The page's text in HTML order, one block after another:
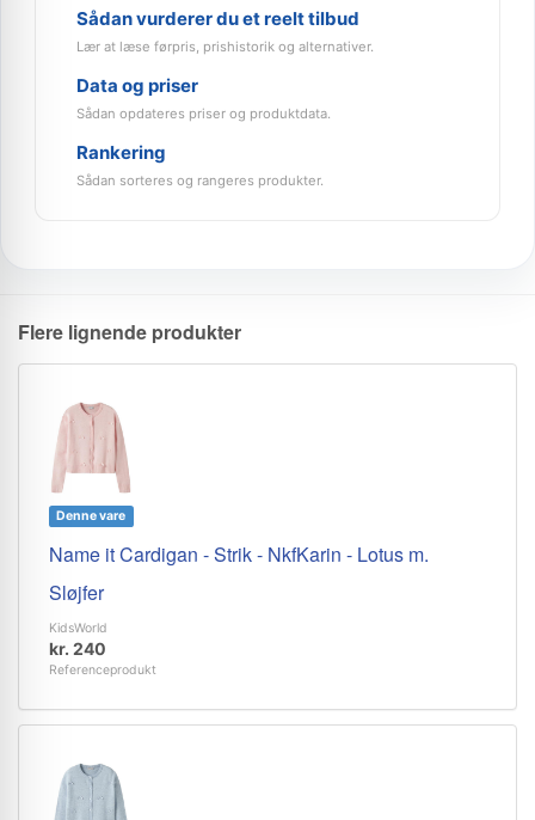
Sådan vurderer du et reelt tilbud
Lær at læse førpris, prishistorik og alternativer.
Data og priser
Sådan opdateres priser og produktdata.
Rankering
Sådan sorteres og rangeres produkter.
Flere lignende produkter
Denne vare
Name it Cardigan - Strik - NkfKarin - Lotus m.
Sløjfer
KidsWorld
kr. 240
Referenceprodukt